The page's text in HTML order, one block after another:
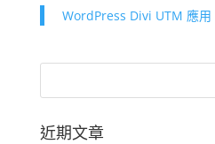
WordPress Divi UTM 應用
近期文章